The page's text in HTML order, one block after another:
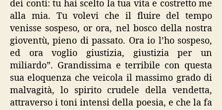
dei conti: tu hai scelto la tua vita e costretto me
alla mia. Tu volevi che il fluire del tempo
venisse sospeso, or ora, nel bosco della nostra
gioventù, pieno di passato. Ora io l’ho sospeso,
ed ora voglio giustizia, giustizia per un
miliardo”. Grandissima e terribile con questa
sua eloquenza che veicola il massimo grado di
malvagità, lo spirito crudele della vendetta,
attraverso i toni intensi della poesia, e che la fa